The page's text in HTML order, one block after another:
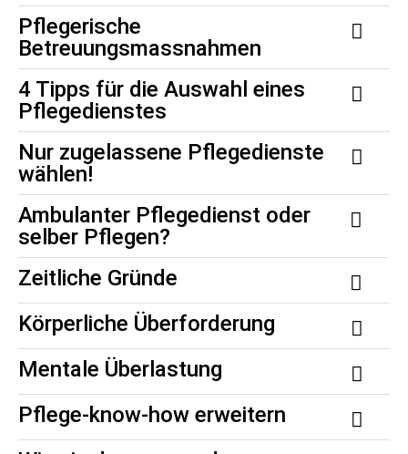
Pflegerische
Betreuungsmassnahmen
4 Tipps für die Auswahl eines
Pflegedienstes
Nur zugelassene Pflegedienste
wählen!
Ambulanter Pflegedienst oder
selber Pflegen?
Zeitliche Gründe
Körperliche Überforderung
Mentale Überlastung
Pflege-know-how erweitern